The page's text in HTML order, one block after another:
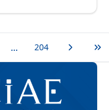
... 204 Página